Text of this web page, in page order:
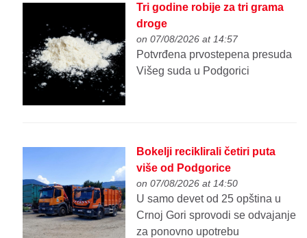
Tri godine robije za tri grama
droge
on 07/08/2026 at 14:57
Potvrđena prvostepena presuda
Višeg suda u Podgorici
Bokelji reciklirali četiri puta
više od Podgorice
on 07/08/2026 at 14:50
U samo devet od 25 opština u
Crnoj Gori sprovodi se odvajanje
za ponovno upotrebu